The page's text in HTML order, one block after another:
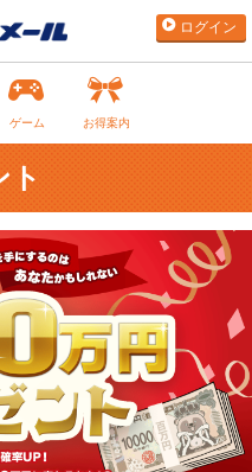
ログイン
ゲーム お得案内
ト